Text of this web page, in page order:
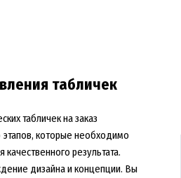
табличек
табличек на заказ
этапов, которые необходимо
результата.
дизайна и концепции. Вы